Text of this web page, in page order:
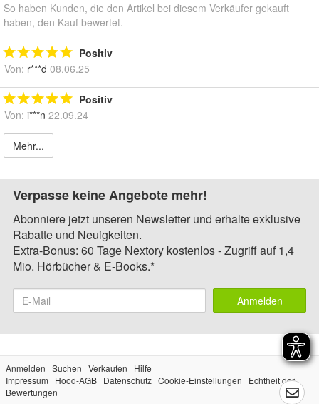
So haben Kunden, die den Artikel bei diesem Verkäufer gekauft
haben, den Kauf bewertet.
Positiv
Von: r***d 08.06.25
Positiv
Von: i***n 22.09.24
Mehr...
Verpasse keine Angebote mehr!
Abonniere jetzt unseren Newsletter und erhalte exklusive
Rabatte und Neuigkeiten.
Extra-Bonus: 60 Tage Nextory kostenlos - Zugriff auf 1,4
Mio. Hörbücher & E-Books.*
Anmelden
Anmelden Suchen Verkaufen
Hilfe
Impressum
Hood-AGB Datenschutz Cookie-Einstellungen
Echtheit der
Bewertungen